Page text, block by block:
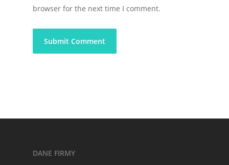
browser for the next time I comment.
DANE FIRMY